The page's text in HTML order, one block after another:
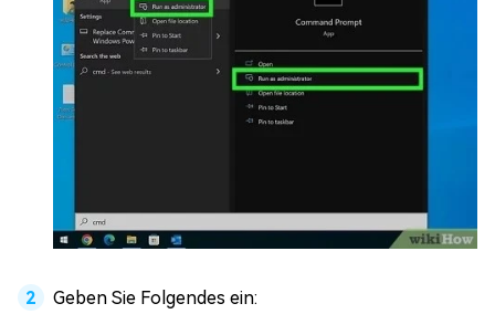
Geben Sie Folgendes ein: